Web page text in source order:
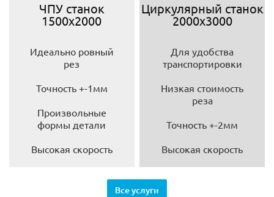
ЧПУ станок
1500х2000
Идеально ровный
рез
Точность +-1мм
Произвольные
формы детали
Высокая скорость
Циркулярный станок
2000х3000
Для удобства
транспортировки
Низкая стоимость
реза
Точность +-2мм
Высокая скорость
Все услуги